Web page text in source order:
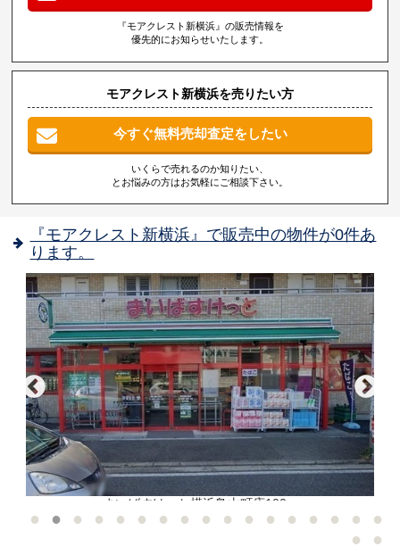
『モアクレスト新横浜』の販売情報を
優先的にお知らせいたします。
モアクレスト新横浜を売りたい方
今すぐ無料売却査定をしたい
いくらで売れるのか知りたい、
とお悩みの方はお気軽にご相談下さい。
『モアクレスト新横浜』で販売中の物件が0件あ
ります。
まいばすけっと横浜鳥山町店100m